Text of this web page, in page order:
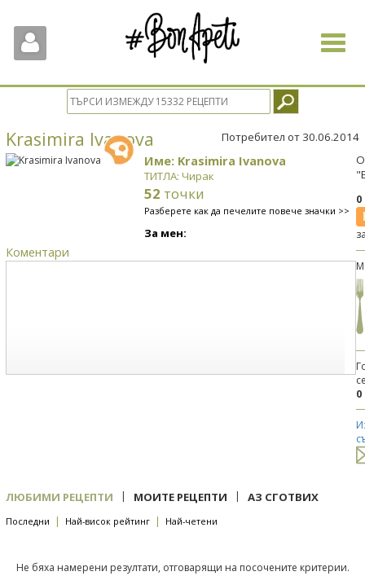
Toggle
Krasimira Ivanova Потребител от 30.06.2014
Име: Krasimira Ivanova
ТИТЛА: Чирак
52 точки
Разберете как да печелите повече значки >>
За мен:
Коментари
0
ЛЮБИМИ РЕЦЕПТИ | МОИТЕ РЕЦЕПТИ | АЗ СГОТВИХ
Последни | Най-висок рейтинг | Най-четени
Не бяха намерени резултати, отговарящи на посочените критерии.